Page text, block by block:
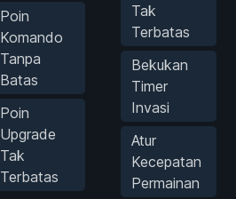
Poin
Komando
Tanpa
Batas
Poin
Upgrade
Tak
Terbatas
Tak
Terbatas
Bekukan
Timer
Invasi
Atur
Kecepatan
Permainan